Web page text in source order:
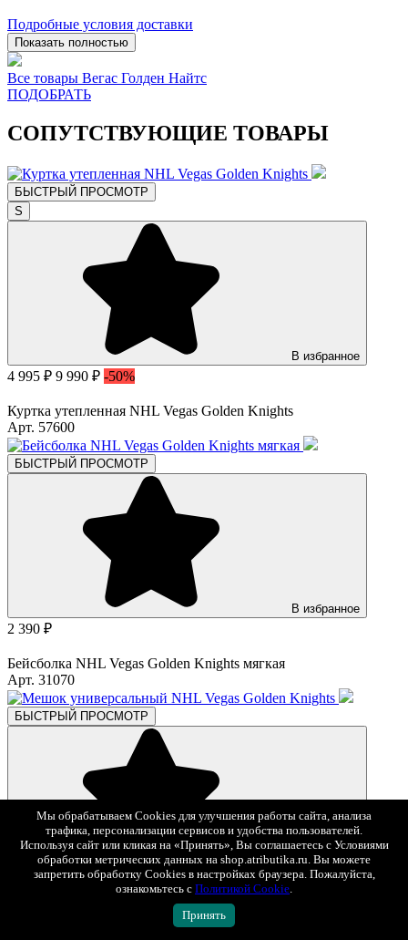
Подробные условия доставки
Показать полностью
Все товары Вегас Голден Найтс
ПОДОБРАТЬ
СОПУТСТВУЮЩИЕ ТОВАРЫ
БЫСТРЫЙ ПРОСМОТР
S
В избранное
4 995 ₽ 9 990 ₽ -50%
Куртка утепленная NHL Vegas Golden Knights
Арт. 57600
БЫСТРЫЙ ПРОСМОТР
В избранное
2 390 ₽
Бейсболка NHL Vegas Golden Knights мягкая
Арт. 31070
БЫСТРЫЙ ПРОСМОТР
В избранное
833 ₽ 1 190 ₽ -30%
Мешок универсальный NHL Vegas Golden Knights
Мы обрабатываем Cookies для улучшения работы сайта, анализа
трафика, персонализации сервисов и удобства пользователей.
Используя сайт или кликая на «Принять», Вы соглашаетесь с Условиями
обработки метрических данных на shop.atributika.ru. Вы можете
запретить обработку Cookies в настройках браузера. Пожалуйста,
ознакомьтесь с Политикой Cookie.
Принять